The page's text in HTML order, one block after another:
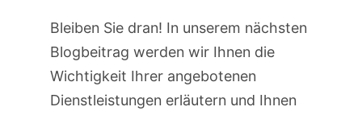
Bleiben Sie dran! In unserem nächsten
Blogbeitrag werden wir Ihnen die
Wichtigkeit Ihrer angebotenen
Dienstleistungen erläutern und Ihnen